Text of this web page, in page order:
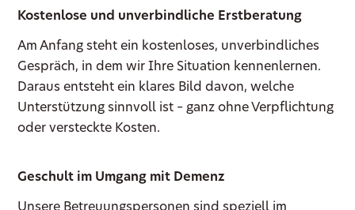
Kostenlose und unverbindliche Erstberatung
Am Anfang steht ein kostenloses, unverbindliches
Gespräch, in dem wir Ihre Situation kennenlernen.
Daraus entsteht ein klares Bild davon, welche
Unterstützung sinnvoll ist – ganz ohne Verpflichtung
oder versteckte Kosten.
Geschult im Umgang mit Demenz